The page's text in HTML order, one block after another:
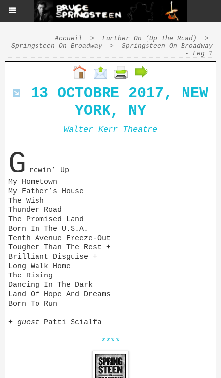
Accueil > Further On (Up The Road)
>
Springsteen On Broadway
>
Springsteen On Broadway
- Leg 1
13 OCTOBRE 2017, NEW
YORK, NY
Walter Kerr Theatre
G rowin’ Up
My Hometown
My Father’s House
The Wish
Thunder Road
The Promised Land
Born In The U.S.A.
Tenth Avenue Freeze-Out
Tougher Than The Rest +
Brilliant Disguise +
Long Walk Home
The Rising
Dancing In The Dark
Land Of Hope And Dreams
Born To Run
+ guest Patti Scialfa
****